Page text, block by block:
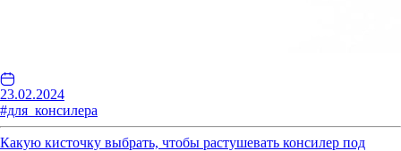
23.02.2024
#для_консилера
Какую кисточку выбрать, чтобы растушевать консилер под